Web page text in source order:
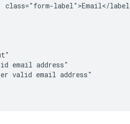
class="form-label">Email</
email address"
valid email address"